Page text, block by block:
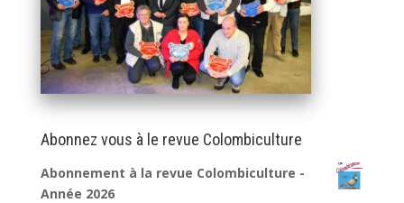
Abonnez vous à le revue Colombiculture
Abonnement à la revue Colombiculture -
Année 2026